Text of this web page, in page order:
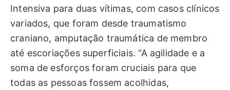
Intensiva para duas vítimas, com casos clínicos
variados, que foram desde traumatismo
craniano, amputação traumática de membro
até escoriações superficiais. “A agilidade e a
soma de esforços foram cruciais para que
todas as pessoas fossem acolhidas,